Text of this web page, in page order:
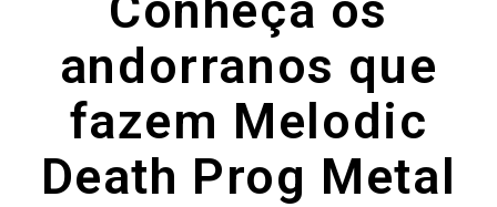
andorranos que
fazem Melodic
Death Prog Metal